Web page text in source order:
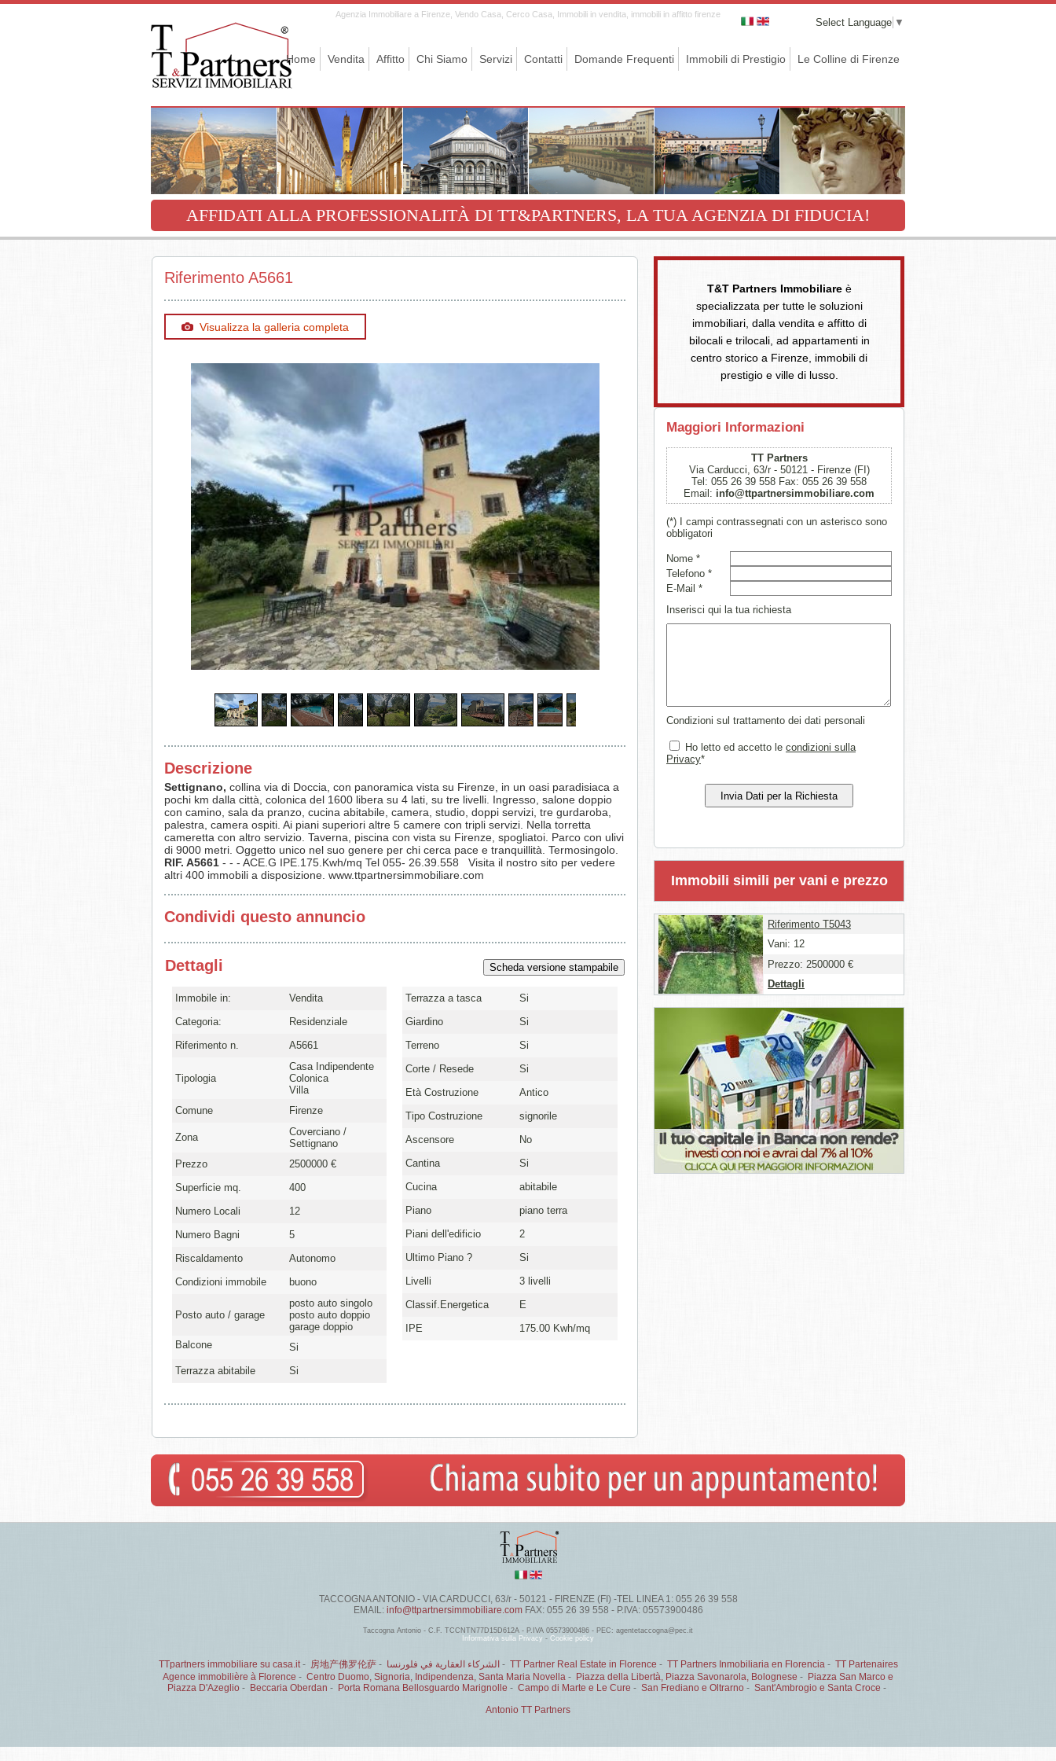
Agenzia Immobiliare a Firenze, Vendo Casa, Cerco Casa, Immobili in vendita, immobili in affitto firenze
AFFIDATI ALLA PROFESSIONALITÀ DI TT&PARTNERS, LA TUA AGENZIA DI FIDUCIA!
Select Language ▼
Le Colline di Firenze
Immobili di Prestigio
Domande Frequenti
Contatti
Servizi
Chi Siamo
Affitto
Vendita
Home
Riferimento A5661
Visualizza la galleria completa
Descrizione
Settignano, collina via di Doccia, con panoramica vista su Firenze, in un oasi paradisiaca a
pochi km dalla città, colonica del 1600 libera su 4 lati, su tre livelli. Ingresso, salone doppio
con camino, sala da pranzo, cucina abitabile, camera, studio, doppi servizi, tre gurdaroba,
palestra, camera ospiti. Ai piani superiori altre 5 camere con tripli servizi. Nella torretta
cameretta con altro servizio. Taverna, piscina con vista su Firenze, spogliatoi. Parco con ulivi
di 9000 metri. Oggetto unico nel suo genere per chi cerca pace e tranquillità. Termosingolo.
RIF. A5661 - - - ACE.G IPE.175.Kwh/mq Tel 055- 26.39.558 Visita il nostro sito per vedere
altri 400 immobili a disposizione. www.ttpartnersimmobiliare.com
Condividi questo annuncio
Dettagli
Immobile in:
Vendita
Categoria:
Residenziale
Riferimento n.
A5661
Tipologia
Casa Indipendente
Colonica
Villa
Comune
Firenze
Zona
Coverciano /
Settignano
Prezzo
2500000 €
Superficie mq.
400
Numero Locali
12
Numero Bagni
5
Riscaldamento
Autonomo
Condizioni immobile
buono
Posto auto / garage
posto auto singolo
posto auto doppio
garage doppio
Balcone
Si
Terrazza abitabile
Si
Terrazza a tasca
Si
Giardino
Si
Terreno
Si
Corte / Resede
Si
Età Costruzione
Antico
Tipo Costruzione
signorile
Ascensore
No
Cantina
Si
Cucina
abitabile
Piano
piano terra
Piani dell'edificio
2
Ultimo Piano ?
Si
Livelli
3 livelli
Classif.Energetica
E
IPE
175.00 Kwh/mq
T&T Partners Immobiliareè
specializzata per tutte le soluzioni
immobiliari, dalla vendita e affitto di
bilocali e trilocali, ad appartamenti in
centro storico a Firenze, immobili di
prestigio e ville di lusso.
Maggiori Informazioni
TT Partners
Via Carducci, 63/r - 50121 - Firenze (FI)
Tel: 055 26 39 558 Fax: 055 26 39 558
Email: info@ttpartnersimmobiliare.com
(*) I campi contrassegnati con un asterisco sono
obbligatori
Nome *
Telefono *
E-Mail *
Inserisci qui la tua richiesta
Condizioni sul trattamento dei dati personali
Ho letto ed accetto le condizioni sulla
Privacy*
Immobili simili per vani e prezzo
Riferimento T5043
Vani: 12
Prezzo: 2500000 €
Dettagli
TACCOGNA ANTONIO - VIA CARDUCCI, 63/r - 50121 - FIRENZE (FI) -TEL LINEA 1: 055 26 39 558
EMAIL: info@ttpartnersimmobiliare.comFAX: 055 26 39 558 - P.IVA: 05573900486
Taccogna Antonio - C.F. TCCNTN77D15D612A - P.IVA 05573900486 - PEC: agentetaccogna@pec.it
Informativa sulla Privacy - Cookie policy
TTpartners immobiliare su casa.it- 房地产佛罗伦萨- الشركاء العقارية في فلورنسا - TT Partner Real Estate in Florence - TT Partners Inmobiliaria en Florencia- TT Partenaires
Agence immobilière à Florence - Centro Duomo, Signoria, Indipendenza, Santa Maria Novella - Piazza della Libertà, Piazza Savonarola, Bolognese - Piazza San Marco e
Piazza D'Azeglio - Beccaria Oberdan - Porta Romana Bellosguardo Marignolle - Campo di Marte e Le Cure - San Frediano e Oltrarno - Sant'Ambrogio e Santa Croce -
Antonio TT Partners